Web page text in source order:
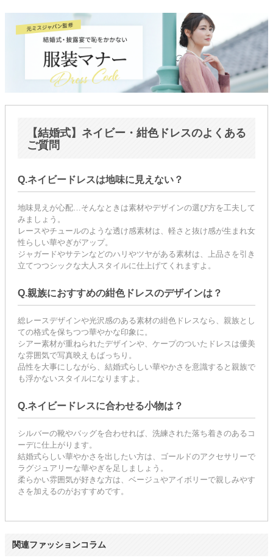
ドレスタイプ
親族列席におすすめ 新郎新婦の母親向け
マダムドレス
ゆったりシルエット
マタニティドレス
授乳OK
ヘアセット後の着用OK
レース
シーン
結婚式・二次会ゲスト パーティ
同窓会・謝恩会
顔合わせ・婚活
〜20代 40代
【結婚式】ネイビー・紺色ドレスのよくある
ご質問
Q.ネイビードレスは地味に見えない？
地味見えが心配…そんなときは素材やデザインの選び方を工夫して
みましょう。
レースやチュールのような透け感素材は、軽さと抜け感が生まれ女
性らしい華やぎがアップ。
ジャガードやサテンなどのハリやツヤがある素材は、上品さを引き
立てつつシックな大人スタイルに仕上げてくれますよ。
Q.親族におすすめの紺色ドレスのデザインは？
総レースデザインや光沢感のある素材の紺色ドレスなら、親族とし
ての格式を保ちつつ華やかな印象に。
シアー素材が重ねられたデザインや、ケープのついたドレスは優美
な雰囲気で写真映えもばっちり。
品性を大事にしながら、結婚式らしい華やかさを意識すると親族で
も浮かないスタイルになりますよ。
Q.ネイビードレスに合わせる小物は？
シルバーの靴やバッグを合わせれば、洗練された落ち着きのあるコ
ーデに仕上がります。
結婚式らしい華やかさを出したい方は、ゴールドのアクセサリーで
ラグジュアリーな華やぎを足しましょう。
柔らかい雰囲気が好きな方は、ベージュやアイボリーで親しみやす
さを加えるのがおすすめです。
関連ファッションコラム